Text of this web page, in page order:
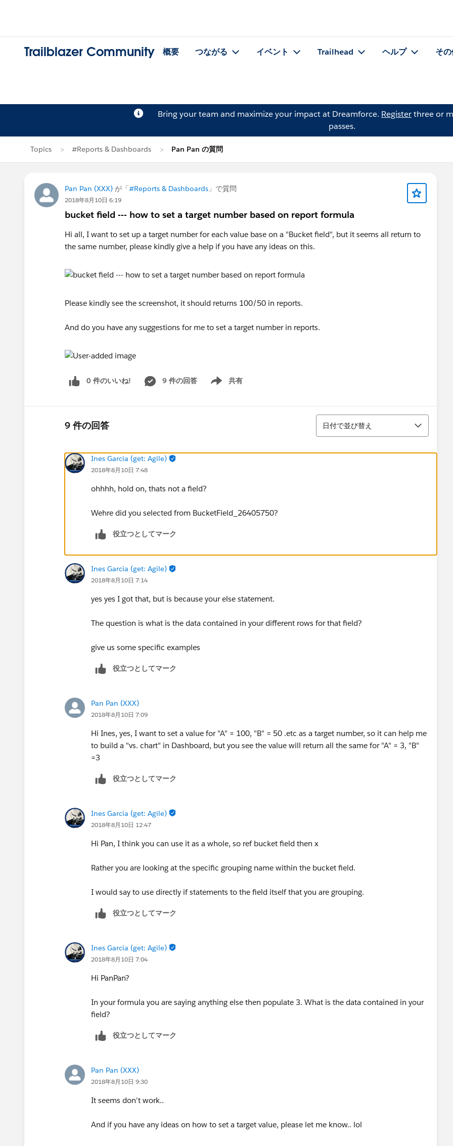
Trailblazer Community 概要 つながる イベント Trailhead ヘルプ そ
Bring your team and maximize your impact at Dreamforce. Registerthree or
passes.
Topics #Reports & Dashboards Pan Pan の質問
Pan Pan (XXX) が「#Reports & Dashboards 」で質問
2018年8月10日 6:19
bucket field --- how to set a target number based on report formula
Hi all, I want to set up a target number for each value base on a "Bucket field", but it seems all return to
the same number, please kindly give a help if you have any ideas on this.
Please kindly see the screenshot, it should returns 100/50 in reports.
And do you have any suggestions for me to set a target number in reports.
0 件のいいね! 9 件の回答 共有
Show menu
9 件の回答
並び替え
日付で並び替え
Ines Garcia (get: Agile)
2018年8月10日 7:48
ohhhh, hold on, thats not a field?
Wehre did you selected from BucketField_26405750?
役立つとしてマーク
Ines Garcia (get: Agile)
2018年8月10日 7:14
yes yes I got that, but is because your else statement.
The question is what is the data contained in your different rows for that field?
give us some specific examples
役立つとしてマーク
Pan Pan (XXX)
2018年8月10日 7:09
Hi Ines, yes, I want to set a value for "A" = 100, "B" = 50 .etc as a target number, so it can help me
to build a "vs. chart" in Dashboard, but you see the value will return all the same for "A" = 3, "B"
=3
役立つとしてマーク
Ines Garcia (get: Agile)
2018年8月10日 12:47
Hi Pan, I think you can use it as a whole, so ref bucket field then x
Rather you are looking at the specific grouping name within the bucket field.
I would say to use directly if statements to the field itself that you are grouping.
役立つとしてマーク
Ines Garcia (get: Agile)
2018年8月10日 7:04
Hi PanPan?
In your formula you are saying anything else then populate 3. What is the data contained in your
field?
役立つとしてマーク
Pan Pan (XXX)
2018年8月10日 9:30
It seems don't work..
And if you have any ideas on how to set a target value, please let me know.. lol